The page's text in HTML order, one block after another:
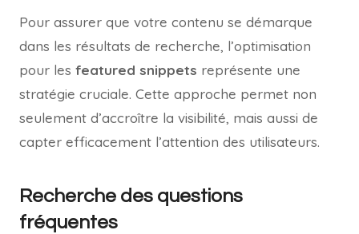
Pour assurer que votre contenu se démarque
dans les résultats de recherche, l’optimisation
pour les featured snippets représente une
stratégie cruciale. Cette approche permet non
seulement d’accroître la visibilité, mais aussi de
capter efficacement l’attention des utilisateurs.
Recherche des questions
fréquentes